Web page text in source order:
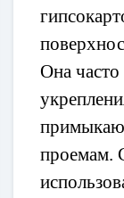
Она
проемам.